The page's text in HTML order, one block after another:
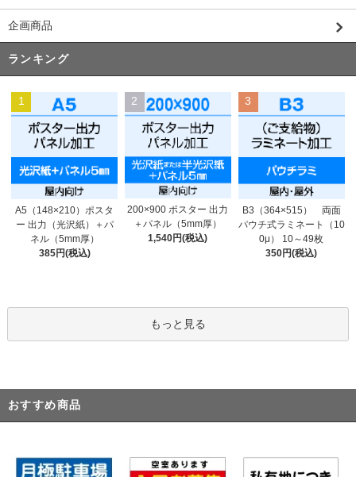
企画商品
ランキング
1
A5（148×210）ポスタ
ー 出力（光沢紙）＋パ
ネル（5mm厚）
385円(税込)
2
200×900 ポスター 出力
＋パネル（5mm厚）
1,540円(税込)
3
B3（364×515） 両面
パウチ式ラミネート（10
0μ） 10～49枚
350円(税込)
もっと見る
おすすめ商品